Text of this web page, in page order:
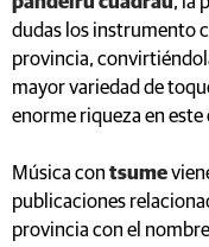
dudas los instrumento
provincia,
mayor variedad de
enorme riqueza en este
Música con tsume
publicaciones
provincia con el